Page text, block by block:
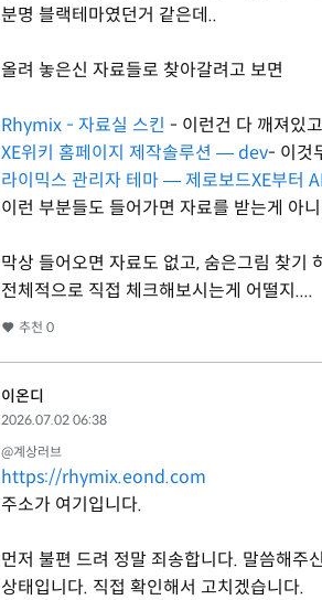
분명 블랙테마였던거 같은데..
올려 놓은신 자료들로 찾아갈려고 보면
Rhymix - 자료실 스킨 - 이런건 다 깨져있
XE위키 홈페이지 제작솔루션 — dev- 이것
라이믹스 관리자 테마 — 제로보드XE부터
이런 부분들도 들어가면 자료를 받는게 아
막상 들어오면 자료도 없고, 숨은그림 찾기
전체적으로 직접 체크해보시는게 어떨지....
추천 0
이온디
2026.07.02 06:38
@계상러브
https://rhymix.eond.com
주소가 여기입니다.
먼저 불편 드려 정말 죄송합니다. 말씀해주
상태입니다. 직접 확인해서 고치겠습니다.